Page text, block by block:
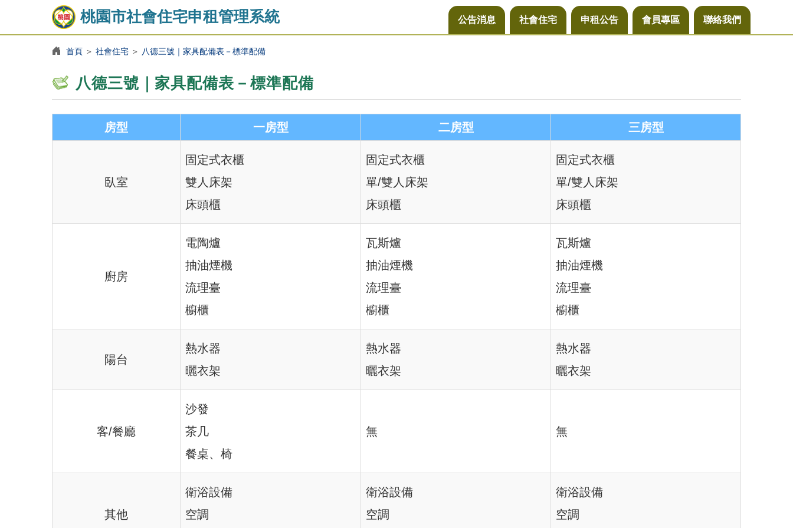
桃園市社會住宅申租管理系統 公告消息 社會住宅 申租公告 會員專區 聯絡我們
首頁 ＞ 社會住宅 ＞ 八德三號｜家具配備表－標準配備
八德三號｜家具配備表－標準配備
房型 一房型 二房型 三房型
臥室
固定式衣櫃
雙人床架
床頭櫃
固定式衣櫃
單/雙人床架
床頭櫃
固定式衣櫃
單/雙人床架
床頭櫃
廚房
電陶爐
抽油煙機
流理臺
櫥櫃
瓦斯爐
抽油煙機
流理臺
櫥櫃
瓦斯爐
抽油煙機
流理臺
櫥櫃
陽台
熱水器
曬衣架
熱水器
曬衣架
熱水器
曬衣架
客/餐廳
沙發
茶几
餐桌、椅
無 無
其他
衛浴設備
空調
衛浴設備
空調
衛浴設備
空調